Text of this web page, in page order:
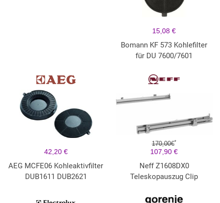
15,08 €
Bomann KF 573 Kohlefilter
für DU 7600/7601
42,20 €
AEG MCFE06 Kohleaktivfilter
DUB1611 DUB2621
170,00€*
107,90 €
Neff Z1608DX0
Teleskopauszug Clip